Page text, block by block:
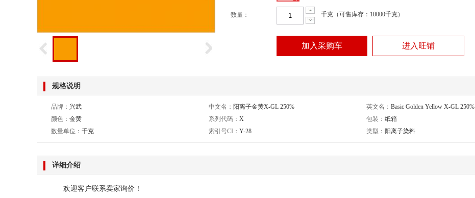
数量： 千克（可售库存：10000千克）
加入采购车 进入旺铺
规格说明
品牌： 兴武 中文名： 阳离子金黄X-GL 250% 英文名： Basic Golden Yellow X-GL 250%
颜色： 金黄 系列代码： X 包装： 纸箱
数量单位： 千克 索引号CI： Y-28 类型： 阳离子染料
详细介绍
欢迎客户联系卖家询价！